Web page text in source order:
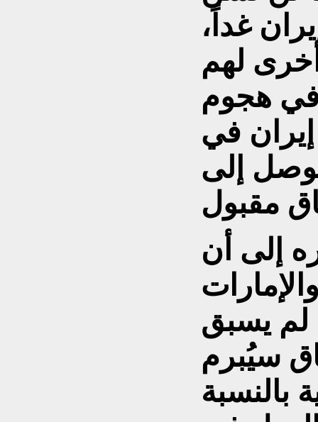
غداً،
لهم
في هجوم
في
إلى
إلى أن
لم يسبق
سيُبرم
بالنسبة